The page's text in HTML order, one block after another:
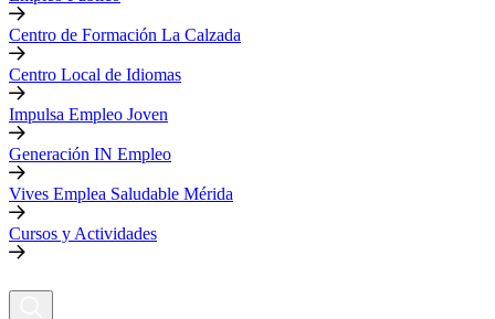
Centro de Formación La Calzada
Centro Local de Idiomas
Impulsa Empleo Joven
Generación IN Empleo
Vives Emplea Saludable Mérida
Cursos y Actividades